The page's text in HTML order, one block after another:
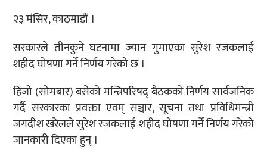
२३ मंसिर, काठमाडौं ।
सरकारले तीनकुने घटनामा ज्यान गुमाएका सुरेश रजकलाई
शहीद घोषणा गर्ने निर्णय गरेको छ ।
हिजो (सोमबार) बसेको मन्त्रिपरिषद् बैठकको निर्णय सार्वजनिक
गर्दै सरकारका प्रवक्ता एवम् सञ्चार, सूचना तथा प्रविधिमन्त्री
जगदीश खरेलले सुरेश रजकलाई शहीद घोषणा गर्ने निर्णय गरेको
जानकारी दिएका हुन् ।